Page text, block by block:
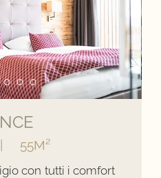
| 55M²
con tutti i comfort